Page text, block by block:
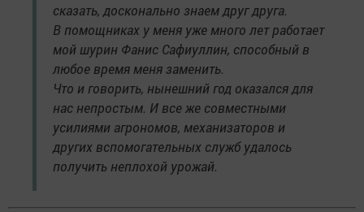
сказать, досконально знаем друг друга.
В помощниках у меня уже много лет работает
мой шурин Фанис Сафиуллин, способный в
любое время меня заменить.
Что и говорить, нынешний год оказался для
нас непростым. И все же совместными
усилиями агрономов, механизаторов и
других вспомогательных служб удалось
получить неплохой урожай.